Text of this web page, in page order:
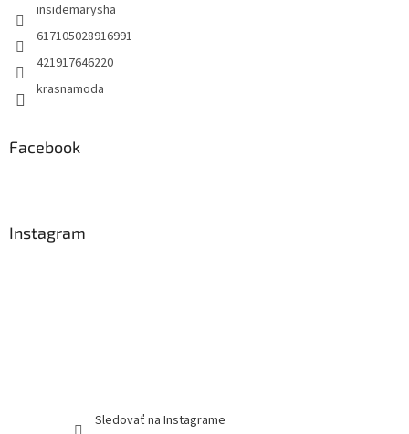
insidemarysha
617105028916991
421917646220
krasnamoda
Facebook
Instagram
Sledovať na Instagrame